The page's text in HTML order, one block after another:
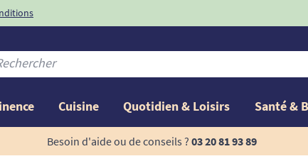
Cuisine Quotidien & Loisirs Santé &
Besoin d'aide ou de conseils ? 03 20 81 93 89